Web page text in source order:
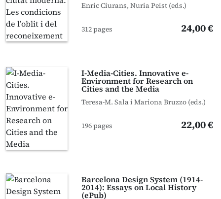
Enric Ciurans, Nuria Peist (eds.)
312 pages 24,00 €
I-Media-Cities. Innovative e-
Environment for Research on
Cities and the Media
Teresa-M. Sala i Mariona Bruzzo (eds.)
196 pages 22,00 €
Barcelona Design System (1914-
2014): Essays on Local History
(ePub)